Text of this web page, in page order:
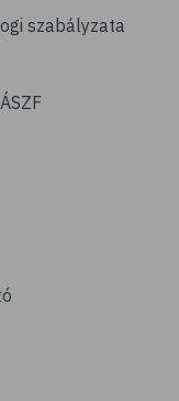
szabályzata